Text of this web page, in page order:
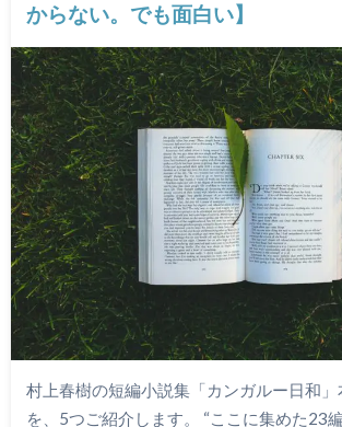
からない。でも面白い】
村上春樹の短編小説集「カンガルー日和
を、5つご紹介します。 “ここに集めた